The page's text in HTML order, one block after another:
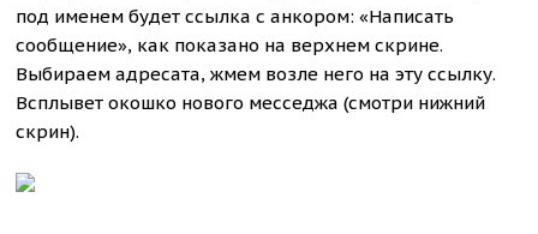
под именем будет ссылка с анкором: «Написать
сообщение», как показано на верхнем скрине.
Выбираем адресата, жмем возле него на эту ссылку.
Всплывет окошко нового месседжа (смотри нижний
скрин).